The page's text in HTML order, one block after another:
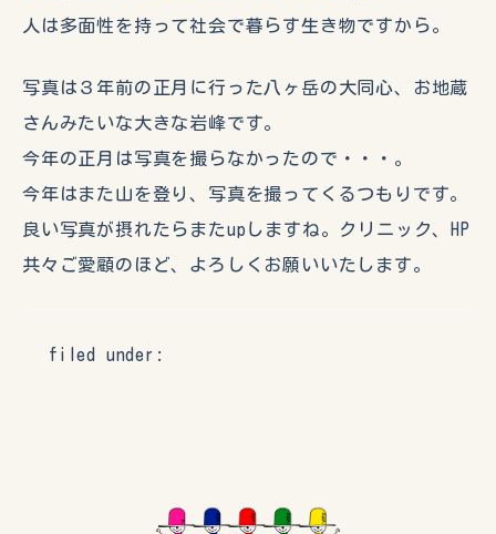
人は多面性を持って社会で暮らす生き物ですから。
写真は３年前の正月に行った八ヶ岳の大同心、お地蔵
さんみたいな大きな岩峰です。
今年の正月は写真を撮らなかったので・・・。
今年はまた山を登り、写真を撮ってくるつもりです。
良い写真が摂れたらまたupしますね。クリニック、HP
共々ご愛顧のほど、よろしくお願いいたします。
filed under: